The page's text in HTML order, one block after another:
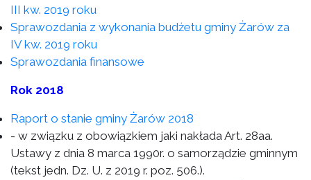
III kw. 2019 roku
Sprawozdania z wykonania budżetu gminy Żarów za
IV kw. 2019 roku
Sprawozdania finansowe
Rok 2018
Raport o stanie gminy Żarów 2018
- w związku z obowiązkiem jaki nakłada Art. 28aa.
Ustawy z dnia 8 marca 1990r. o samorządzie gminnym
(tekst jedn. Dz. U. z 2019 r. poz. 506.).